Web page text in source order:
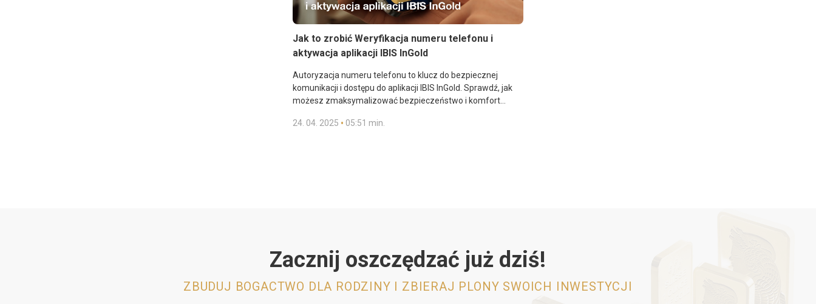
Jak to zrobić Weryfikacja numeru telefonu i
aktywacja aplikacji IBIS InGold
Autoryzacja numeru telefonu to klucz do bezpiecznej
komunikacji i dostępu do aplikacji IBIS InGold. Sprawdź, jak
możesz zmaksymalizować bezpieczeństwo i komfort
wideoprzewodniku dowiesz się, jak łatwo potwierdzić swój
24. 04. 2025 • 05:51 min.
Zacznij oszczędzać już dziś!
ZBUDUJ BOGACTWO DLA RODZINY I ZBIERAJ PLONY SWOICH INWESTYCJI